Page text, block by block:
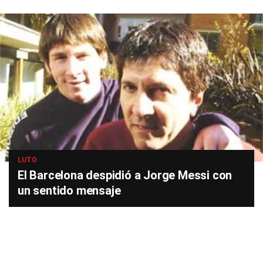
LUTO
El Barcelona despidió a Jorge Messi con
un sentido mensaje